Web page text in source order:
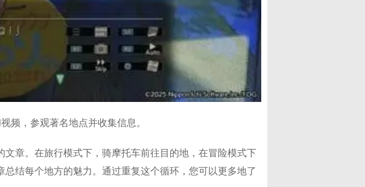
频，参观著名地点并收集信息。
章。在旅行模式下，骑摩托车前往目的地，在冒险模式下
结每个地方的魅力。通过重复这个循环，您可以更多地了